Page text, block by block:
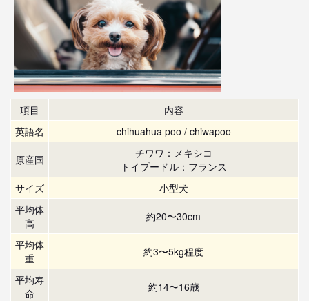
項目
内容
英語名
chihuahua poo / chiwapoo
原産国
チワワ：メキシコ
トイプードル：フランス
サイズ
小型犬
平均体
高
約20〜30cm
平均体
重
約3〜5kg程度
平均寿
命
約14〜16歳